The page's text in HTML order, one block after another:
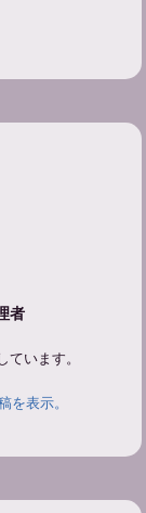
者
います。
表示。